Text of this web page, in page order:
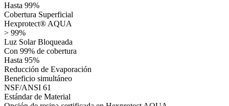
Hasta 99%
Cobertura Superficial
Hexprotect® AQUA
> 99%
Luz Solar Bloqueada
Con 99% de cobertura
Hasta 95%
Reducción de Evaporación
Beneficio simultáneo
NSF/ANSI 61
Estándar de Material